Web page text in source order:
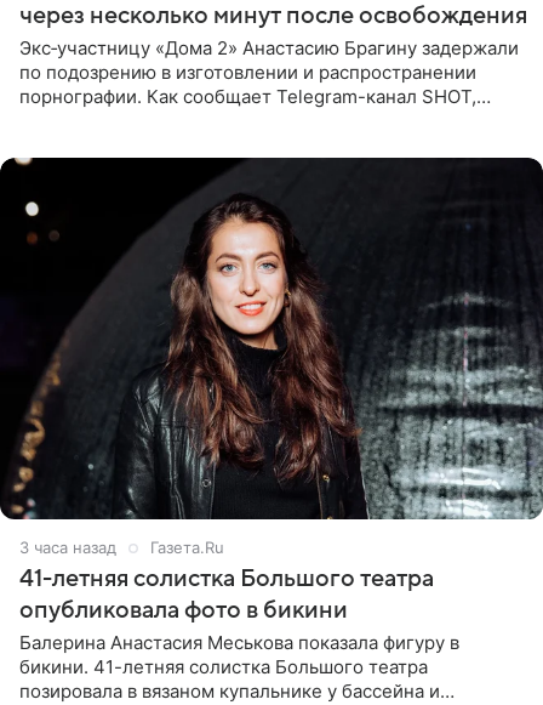
через несколько минут после освобождения
Экс‑участницу «Дома 2» Анастасию Брагину задержали
по подозрению в изготовлении и распространении
порнографии. Как сообщает Telegram-канал SHOT,
3 часа назад Газета.Ru
41-летняя солистка Большого театра
опубликовала фото в бикини
Балерина Анастасия Меськова показала фигуру в
бикини. 41-летняя солистка Большого театра
позировала в вязаном купальнике у бассейна и